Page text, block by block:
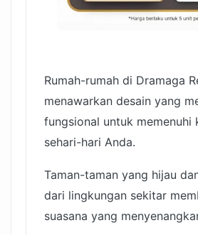
Rumah-rumah di Dramaga
menawarkan desain yang
fungsional untuk memenuhi
sehari-hari Anda.
Taman-taman yang hijau
dari lingkungan sekitar
suasana yang